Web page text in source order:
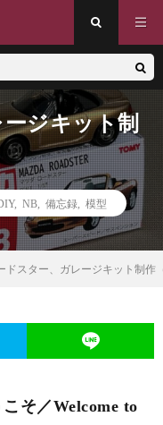
ジキット制
, NB 備忘録 模型
ドスター、ガレージキット制作
そ／Welcome to